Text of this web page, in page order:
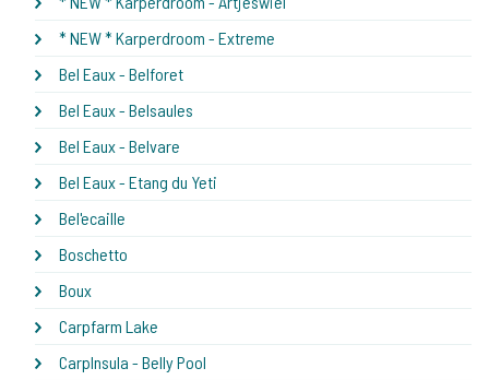
* NEW * Karperdroom - Extreme
Bel Eaux - Belforet
Bel Eaux - Belsaules
Bel Eaux - Belvare
Bel Eaux - Etang du Yeti
Bel'ecaille
Boschetto
Boux
Carpfarm Lake
CarpInsula - Belly Pool